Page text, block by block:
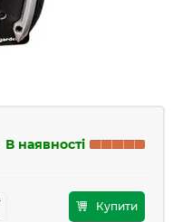
В наявності
Купити